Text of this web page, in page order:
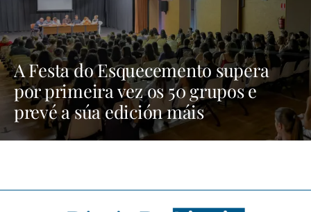
A Festa do Esquecemento supera
por primeira vez os 50 grupos e
prevé a súa edición máis
multitudinaria | NOTICIAS XINZO